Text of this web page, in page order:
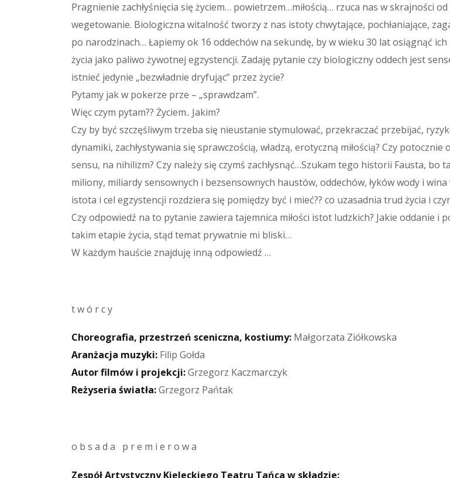
Pragnienie zachłyśnięcia się życiem… powietrzem…miłością… rzuca nas w skrajności
wegetowanie. Biologiczna witalność tworzy z nas istoty chwytające, pochłaniające,
po narodzinach… Łapiemy ok 16 oddechów na sekundę, by w wieku 30 lat osiągnąć
życia jako paliwo żywotnej egzystencji. Zadaję pytanie czy biologiczny oddech jest
istnieć jedynie „bezwładnie dryfując” przez życie?
Pytamy jak w pokerze prze – „sprawdzam”.
Więc czym pytam?? Życiem.. Jakim?
Czy by być szczęśliwym trzeba się nieustanie stymulować, przekraczać przebijać,
dynamiki, zachłystywania się sprawczością, władzą, erotyczną miłością? Czy
sensu, na nihilizm? Czy należy się czymś zachłysnąć…Szukam tego historii Fausta,
miliony, miliardy sensownych i bezsensownych haustów, oddechów, łyków wody i
istota i cel egzystencji rozdziera się pomiędzy być i mieć?? co uzasadnia trud życia i
Czy odpowiedź na to pytanie zawiera tajemnica miłości istot ludzkich? Jakie oddanie i
takim etapie życia, stąd temat prywatnie mi bliski…
W każdym hauście znajduję inną odpowiedź …
t w ó r c y
Choreografia, przestrzeń sceniczna, kostiumy: Małgorzata Ziółkowska
Aranżacja muzyki: Filip Gołda
Autor filmów i projekcji:Grzegorz Kaczmarczyk
Reżyseria światła:Grzegorz Pańtak
o b s a d a p r e m i e r o w a
Zespół Artystyczny Kieleckiego Teatru Tańca w składzie: